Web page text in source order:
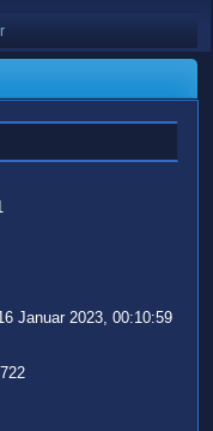
Januar 2023, 00:10:59